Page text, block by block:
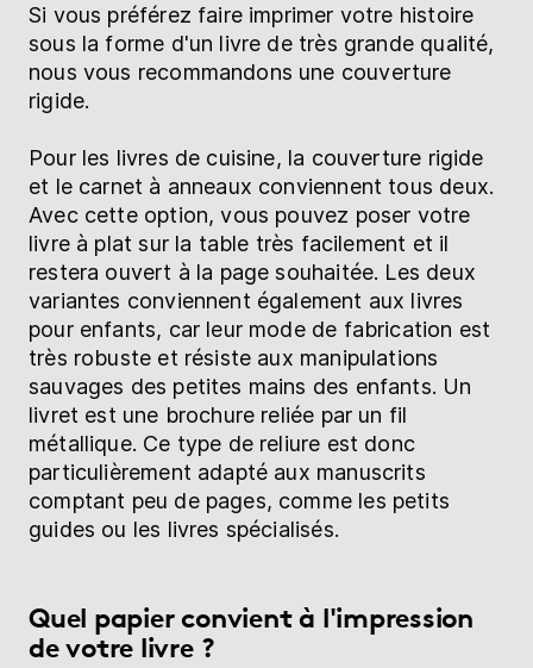
Si vous préférez faire imprimer votre histoire
sous la forme d'un livre de très grande qualité,
nous vous recommandons une couverture
rigide.
Pour les livres de cuisine, la couverture rigide
et le carnet à anneaux conviennent tous deux.
Avec cette option, vous pouvez poser votre
livre à plat sur la table très facilement et il
restera ouvert à la page souhaitée. Les deux
variantes conviennent également aux livres
pour enfants, car leur mode de fabrication est
très robuste et résiste aux manipulations
sauvages des petites mains des enfants. Un
livret est une brochure reliée par un fil
métallique. Ce type de reliure est donc
particulièrement adapté aux manuscrits
comptant peu de pages, comme les petits
guides ou les livres spécialisés.
Quel papier convient à l'impression
de votre livre ?